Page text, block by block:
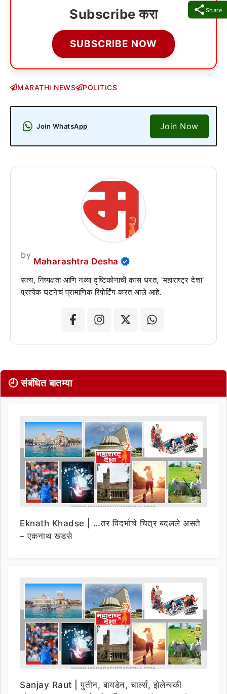
Share
Subscribe करा
SUBSCRIBE NOW
MARATHI NEWS POLITICS
Join WhatsApp Join Now
by
Maharashtra Desha
सत्य, निष्पक्षता आणि नव्या दृष्टिकोनाची कास धरत, 'महाराष्ट्र देशा'
प्रत्येक घटनेचं प्रामाणिक रिपोर्टिंग करत आले आहे.
🕘 संबंधित बातम्या
Eknath Khadse | …तर विदर्भाचे चित्र बदलले असते
– एकनाथ खडसे
Sanjay Raut | पुतीन, बायडेन, चार्ल्स, झेलेन्स्की